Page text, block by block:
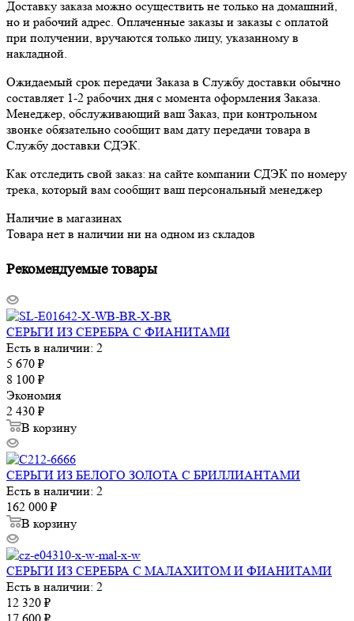
Доставку заказа можно осуществить не только на домашний,
но и рабочий адрес. Оплаченные заказы и заказы с оплатой
при получении, вручаются только лицу, указанному в
накладной.
Ожидаемый срок передачи Заказа в Службу доставки обычно
составляет 1-2 рабочих дня с момента оформления Заказа.
Менеджер, обслуживающий ваш Заказ, при контрольном
звонке обязательно сообщит вам дату передачи товара в
Службу доставки СДЭК.
Как отследить свой заказ: на сайте компании СДЭК по номеру
трека, который вам сообщит ваш персональный менеджер
Наличие в магазинах
Товара нет в наличии ни на одном из складов
Рекомендуемые товары
СЕРЬГИ ИЗ СЕРЕБРА С ФИАНИТАМИ
Есть в наличии: 2
5 670 ₽
8 100 ₽
Экономия
2 430 ₽
В корзину
СЕРЬГИ ИЗ БЕЛОГО ЗОЛОТА С БРИЛЛИАНТАМИ
Есть в наличии: 2
162 000 ₽
В корзину
СЕРЬГИ ИЗ СЕРЕБРА С МАЛАХИТОМ И ФИАНИТАМИ
Есть в наличии: 2
12 320 ₽